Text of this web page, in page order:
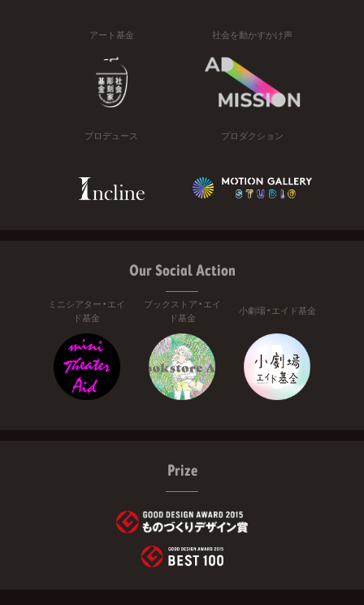
アート基金 社会を動かすかけ声
プロデュース プロダクション
Our Social Action
ミニシアター・エイ
ド基金
ブックストア・エイ
ド基金
小劇場・エイド基金
Prize